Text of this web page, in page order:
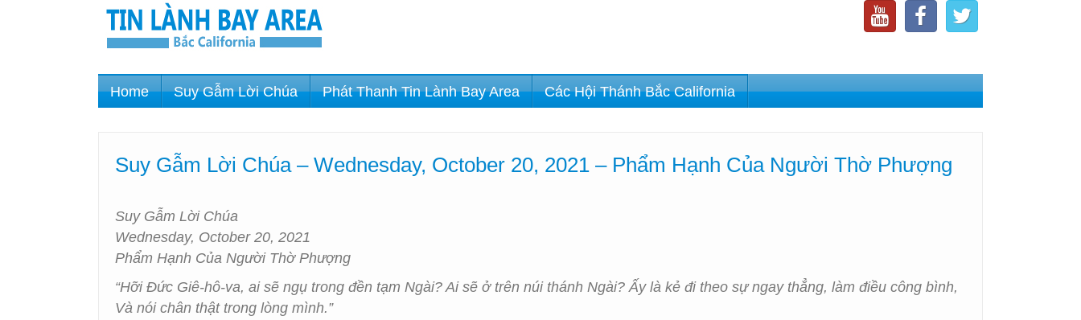
Home Suy Gẫm Lời Chúa Phát Thanh Tin Lành Bay Area Các Hội Thánh Bắc California
Suy Gẫm Lời Chúa – Wednesday, October 20, 2021 – Phẩm Hạnh Của Người Thờ Phượng
Suy Gẫm Lời Chúa
Wednesday, October 20, 2021
Phẩm Hạnh Của Người Thờ Phượng
“Hỡi Đức Giê-hô-va, ai sẽ ngụ trong đền tạm Ngài? Ai sẽ ở trên núi thánh Ngài? Ấy là kẻ đi theo sự ngay thẳng, làm điều công bình,
Và nói chân thật trong lòng mình.”